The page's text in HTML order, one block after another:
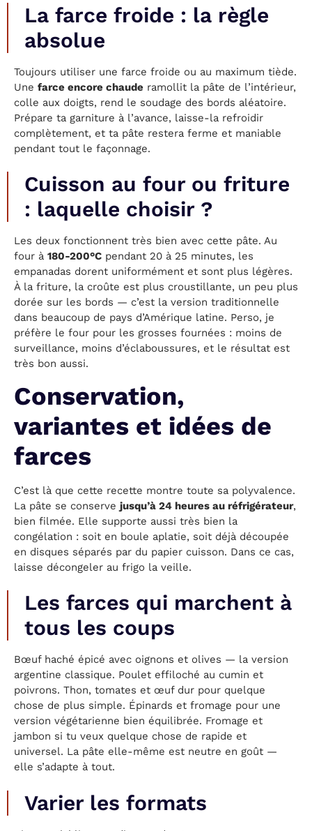
La farce froide : la règle
absolue
Toujours utiliser une farce froide ou au maximum tiède.
Une farce encore chaude ramollit la pâte de l’intérieur,
colle aux doigts, rend le soudage des bords aléatoire.
Prépare ta garniture à l’avance, laisse-la refroidir
complètement, et ta pâte restera ferme et maniable
pendant tout le façonnage.
Cuisson au four ou friture
: laquelle choisir ?
Les deux fonctionnent très bien avec cette pâte. Au
four à 180-200°C pendant 20 à 25 minutes, les
empanadas dorent uniformément et sont plus légères.
À la friture, la croûte est plus croustillante, un peu plus
dorée sur les bords — c’est la version traditionnelle
dans beaucoup de pays d’Amérique latine. Perso, je
préfère le four pour les grosses fournées : moins de
surveillance, moins d’éclaboussures, et le résultat est
très bon aussi.
Conservation,
variantes et idées de
farces
C’est là que cette recette montre toute sa polyvalence.
La pâte se conserve jusqu’à 24 heures au réfrigérateur,
bien filmée. Elle supporte aussi très bien la
congélation : soit en boule aplatie, soit déjà découpée
en disques séparés par du papier cuisson. Dans ce cas,
laisse décongeler au frigo la veille.
Les farces qui marchent à
tous les coups
Bœuf haché épicé avec oignons et olives — la version
argentine classique. Poulet effiloché au cumin et
poivrons. Thon, tomates et œuf dur pour quelque
chose de plus simple. Épinards et fromage pour une
version végétarienne bien équilibrée. Fromage et
jambon si tu veux quelque chose de rapide et
universel. La pâte elle-même est neutre en goût —
elle s’adapte à tout.
Varier les formats